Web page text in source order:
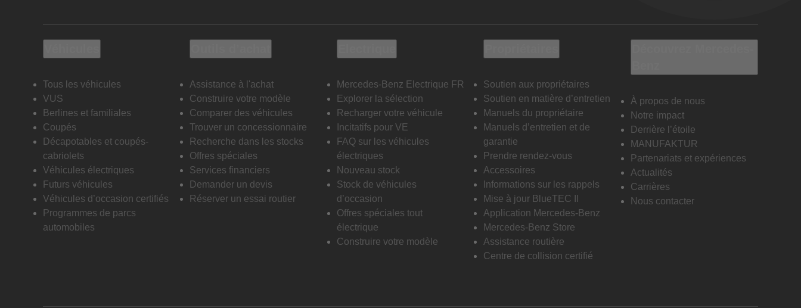
Tous les véhicules
VUS
Berlines et familiales
Coupés
Décapotables et coupés-
cabriolets
Véhicules électriques
Futurs véhicules
Véhicules d’occasion certifiés
Programmes de parcs
automobiles
Assistance à l'achat
Construire votre modèle
Comparer des véhicules
Trouver un concessionnaire
Recherche dans les stocks
Offres spéciales
Services financiers
Demander un devis
Réserver un essai routier
Mercedes-Benz Electrique FR
Explorer la sélection
Recharger votre véhicule
Incitatifs pour VE
FAQ sur les véhicules
électriques
Nouveau stock
Stock de véhicules
d’occasion
Offres spéciales tout
électrique
Construire votre modèle
Soutien aux propriétaires
Soutien en matière d’entretien
Manuels du propriétaire
Manuels d’entretien et de
garantie
Prendre rendez-vous
Accessoires
Informations sur les rappels
Mise à jour BlueTEC II
Application Mercedes-Benz
Mercedes-Benz Store
Assistance routière
Centre de collision certifié
À propos de nous
Notre impact
Derrière l’étoile
MANUFAKTUR
Partenariats et expériences
Actualités
Carrières
Nous contacter